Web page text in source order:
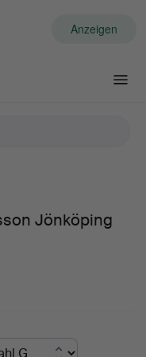
Anzeigen
Jönköping